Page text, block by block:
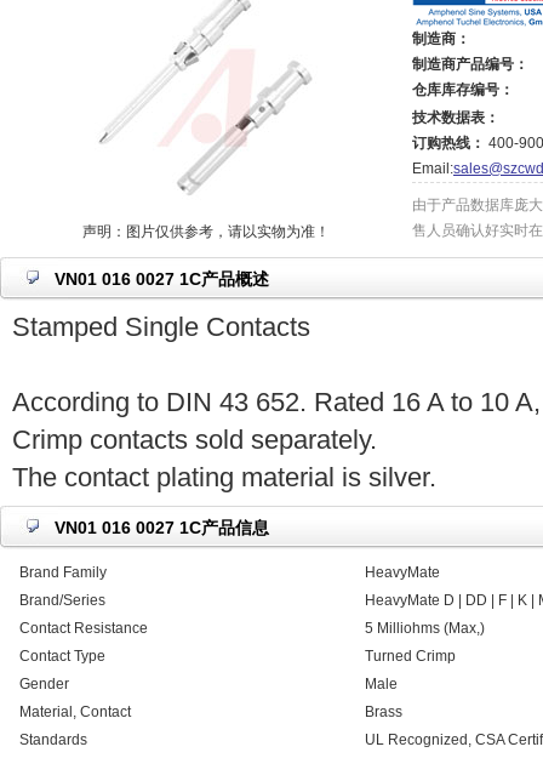
声明：图片仅供参考，请以实物为准！
制造商：
制造商产品编号：
仓库库存编号：
技术数据表：
订购热线： 400-
Email:
由于产品数据库庞
售人员确认好实时
VN01 016 0027 1C产品概述
Stamped Single Contacts
According to DIN 43 652. Rated 16 A to 10
Crimp contacts sold separately.
The contact plating material is silver.
VN01 016 0027 1C产品信息
Brand Family
HeavyMate
Brand/Series
HeavyMate D | DD | F | K |
Contact Resistance
5 Milliohms (Max,)
Contact Type
Turned Crimp
Gender
Male
Material, Contact
Brass
Standards
UL Recognized, CSA